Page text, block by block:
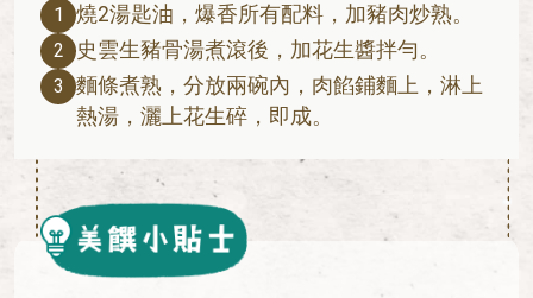
1 燒2湯匙油，爆香所有配料，加豬肉炒熟。
2 史雲生豬骨湯煮滾後，加花生醬拌勻。
3
麵條煮熟，分放兩碗內，肉餡鋪麵上，淋上
熱湯，灑上花生碎，即成。